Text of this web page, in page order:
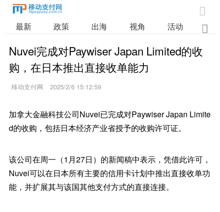

最新 政策 出海 视角 活动 业

Nuvei完成对Paywiser Japan Limited的收
购，在日本推出直接收单能力
移动支付网 2025/2/6 15:12:59
加拿大金融科技公司Nuvei已完成对Paywiser Japan Limite
d的收购，包括日本经济产业省授予的收购许可证。
该公司在周一（1月27日）的新闻稿中表示，凭借此许可，
Nuvei可以在日本所有主要的信用卡计划中推出直接收单功
能，并扩展其与该国其他支付方式的直接连接。